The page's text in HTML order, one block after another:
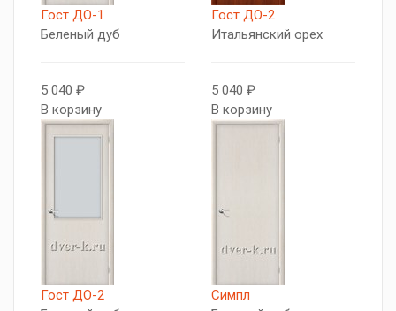
Гост ДО-1
Беленый дуб
5 040 ₽
В корзину
Гост ДО-2
Итальянский орех
5 040 ₽
В корзину
Гост ДО-2
Симпл